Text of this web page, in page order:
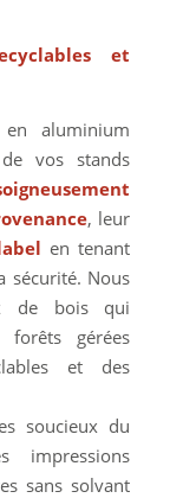
et
aluminium
vos stands
, leur
en tenant
sécurité. Nous
de bois qui
gérées
et des
soucieux du
impressions
sans solvant